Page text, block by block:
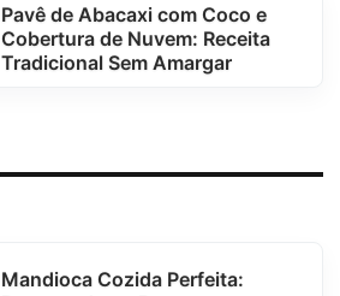
Pavê de Abacaxi com Coco e
Cobertura de Nuvem: Receita
Tradicional Sem Amargar
Mandioca Cozida Perfeita: